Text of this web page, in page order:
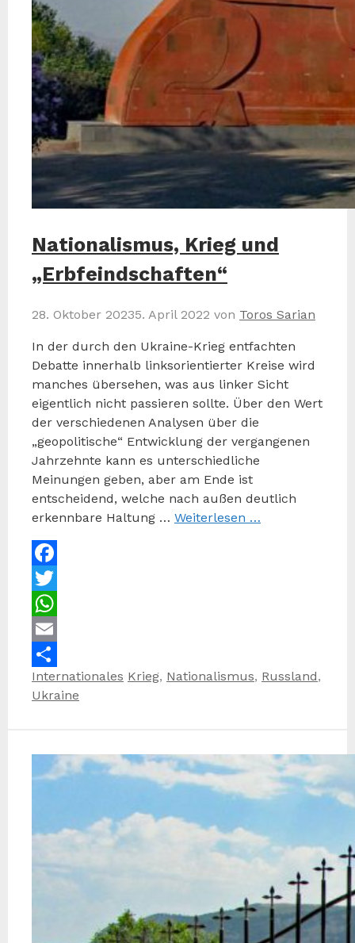
Nationalismus, Krieg und
„Erbfeindschaften“
28. Oktober 20235. April 2022 von Toros Sarian
In der durch den Ukraine-Krieg entfachten
Debatte innerhalb linksorientierter Kreise wird
manches übersehen, was aus linker Sicht
eigentlich nicht passieren sollte. Über den Wert
der verschiedenen Analysen über die
„geopolitische“ Entwicklung der vergangenen
Jahrzehnte kann es unterschiedliche
Meinungen geben, aber am Ende ist
entscheidend, welche nach außen deutlich
erkennbare Haltung … Weiterlesen …
Facebook
Twitter
WhatsApp
Email
Teilen
Kategorien
Internationales Schlagwörter
Krieg, Nationalismus, Russland,
Ukraine